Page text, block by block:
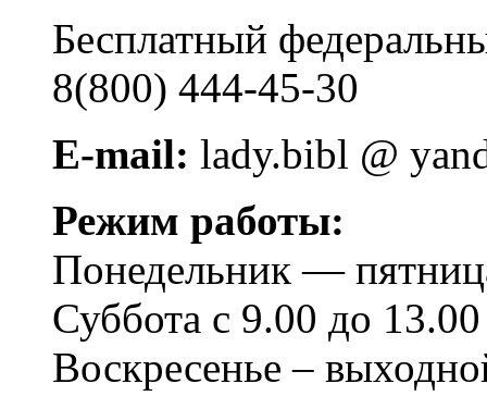
Бесплатный
8(800) 444-45-30
E-mail: lady.bibl @
Режим работы:
Понедельник —
Суббота с 9.00 до 13.00
Воскресенье –